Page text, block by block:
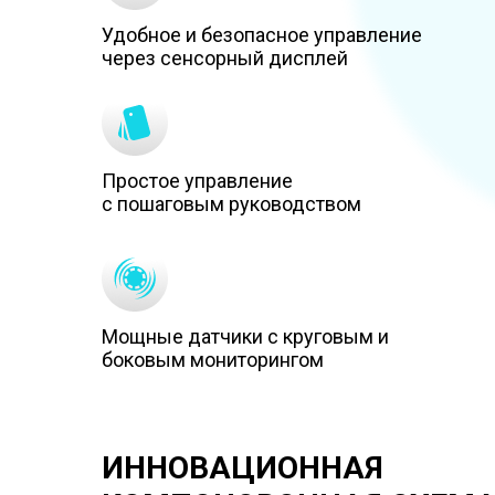
Мощные датчики с круговым и
боковым мониторингом
Простое управление
с пошаговым руководством
Удобное и безопасное управление
через сенсорный дисплей
ИННОВАЦИОННАЯ